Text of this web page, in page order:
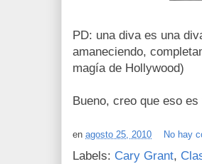
PD: una diva es una
amaneciendo,
magía de Hollywood)
Bueno, creo que eso
en agosto 25, 2010 No hay
Labels: Cary Grant,